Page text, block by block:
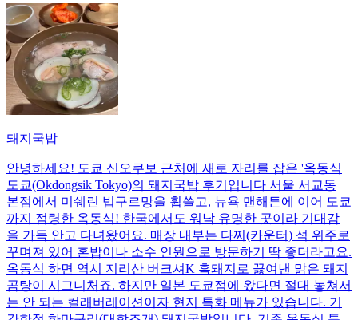
돼지국밥
안녕하세요! 도쿄 신오쿠보 근처에 새로 자리를 잡은 '옥동식
도쿄(Okdongsik Tokyo)의 돼지국밥 후기입니다 서울 서교동
본점에서 미쉐린 빕구르망을 휩쓸고, 뉴욕 맨해튼에 이어 도쿄
까지 점령한 옥동식! 한국에서도 워낙 유명한 곳이라 기대감
을 가득 안고 다녀왔어요. 매장 내부는 다찌(카운터) 석 위주로
꾸며져 있어 혼밥이나 소수 인원으로 방문하기 딱 좋더라고요.
옥동식 하면 역시 지리산 버크셔K 흑돼지로 끓여낸 맑은 돼지
곰탕이 시그니처죠. 하지만 일본 도쿄점에 왔다면 절대 놓쳐서
는 안 되는 컬래버레이션이자 현지 특화 메뉴가 있습니다. 기